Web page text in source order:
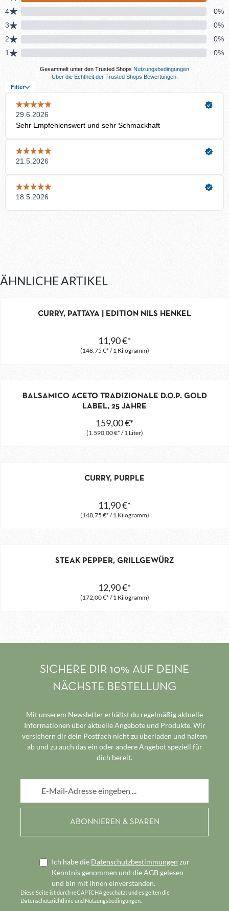
ÄHNLICHE ARTIKEL
CURRY, PATTAYA | EDITION NILS HENKEL
(148,75 €* / 1 Kilogramm)
11,90 €*
BALSAMICO ACETO TRADIZIONALE D.O.P. GOLD
LABEL, 25 JAHRE
(1.590,00 €* / 1 Liter)
159,00 €*
CURRY, PURPLE
(148,75 €* / 1 Kilogramm)
11,90 €*
STEAK PEPPER, GRILLGEWÜRZ
(172,00 €* / 1 Kilogramm)
12,90 €*
SICHERE DIR 10% AUF DEINE
NÄCHSTE BESTELLUNG
Mit unserem Newsletter erhältst du regelmäßig aktuelle
Informationen über aktuelle Angebote und Produkte. Wir
versichern dir dein Postfach nicht zu überladen und halten
ab und zu auch das ein oder andere Angebot speziell für
dich bereit.
Ich habe die Datenschutzbestimmungen zur
Kenntnis genommen und dieAGBgelesen
und bin mit ihnen einverstanden.
Diese Seite ist durch reCAPTCHA geschützt und es gelten die
Datenschutzrichtlinieund Nutzungsbedingungen